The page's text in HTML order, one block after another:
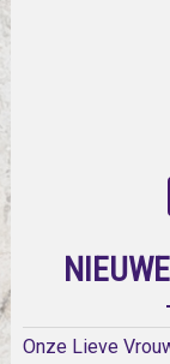
Onze Lieve